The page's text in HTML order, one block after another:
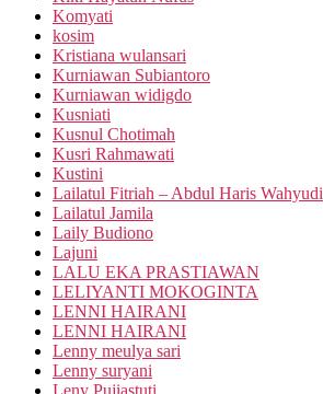
Komyati
kosim
Kristiana wulansari
Kurniawan Subiantoro
Kurniawan widigdo
Kusniati
Kusnul Chotimah
Kusri Rahmawati
Kustini
Lailatul Fitriah – Abdul Haris Wahyudi
Lailatul Jamila
Laily Budiono
Lajuni
LALU EKA PRASTIAWAN
LELIYANTI MOKOGINTA
LENNI HAIRANI
LENNI HAIRANI
Lenny meulya sari
Lenny suryani
Leny Pujiastuti